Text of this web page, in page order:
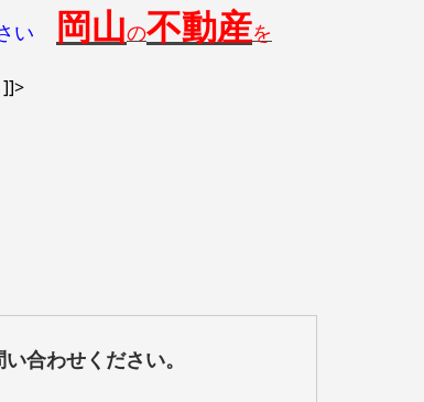
い 岡山の不動産を
合わせください。